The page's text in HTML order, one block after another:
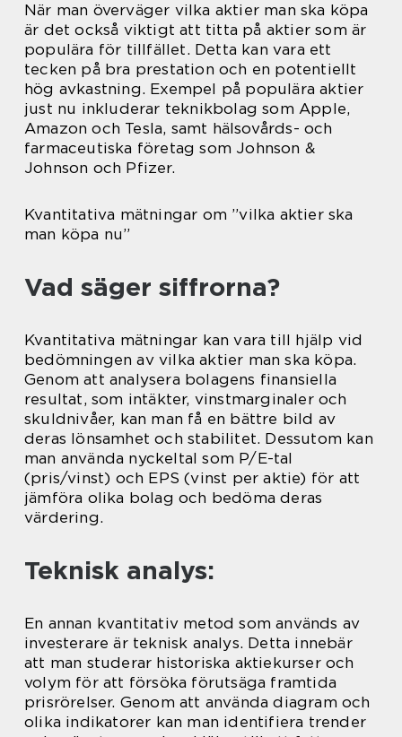
När man överväger vilka aktier man ska köpa
är det också viktigt att titta på aktier som är
populära för tillfället. Detta kan vara ett
tecken på bra prestation och en potentiellt
hög avkastning. Exempel på populära aktier
just nu inkluderar teknikbolag som Apple,
Amazon och Tesla, samt hälsovårds- och
farmaceutiska företag som Johnson &
Johnson och Pfizer.
Kvantitativa mätningar om ”vilka aktier ska
man köpa nu”
Vad säger siffrorna?
Kvantitativa mätningar kan vara till hjälp vid
bedömningen av vilka aktier man ska köpa.
Genom att analysera bolagens finansiella
resultat, som intäkter, vinstmarginaler och
skuldnivåer, kan man få en bättre bild av
deras lönsamhet och stabilitet. Dessutom kan
man använda nyckeltal som P/E-tal
(pris/vinst) och EPS (vinst per aktie) för att
jämföra olika bolag och bedöma deras
värdering.
Teknisk analys:
En annan kvantitativ metod som används av
investerare är teknisk analys. Detta innebär
att man studerar historiska aktiekurser och
volym för att försöka förutsäga framtida
prisrörelser. Genom att använda diagram och
olika indikatorer kan man identifiera trender